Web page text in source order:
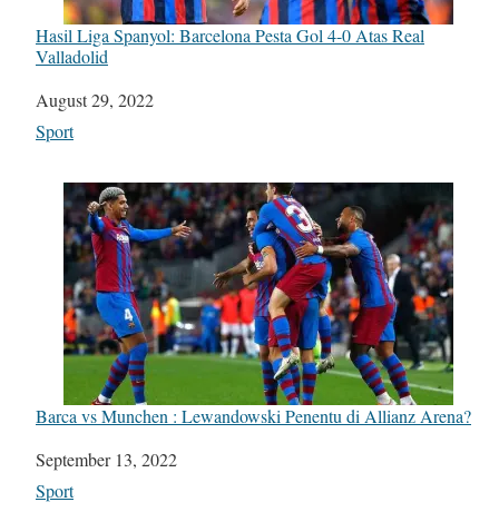
Hasil Liga Spanyol: Barcelona Pesta Gol 4-0 Atas Real
Valladolid
Date
August 29, 2022
In relation to
Sport
Barca vs Munchen : Lewandowski Penentu di Allianz Arena?
Date
September 13, 2022
In relation to
Sport